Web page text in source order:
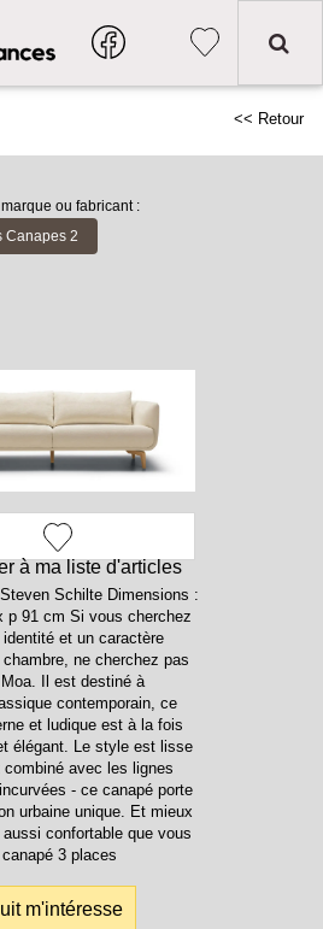
<< Retour
ou fabricant :
Canapes 2
à ma liste d'articles
Schilte Dimensions :
p 91 cm Si vous cherchez
et un caractère
ne cherchez pas
Il est destiné à
contemporain, ce
et ludique est à la fois
élégant. Le style est lisse
avec les lignes
- ce canapé porte
urbaine unique. Et mieux
confortable que vous
3 places
m'intéresse